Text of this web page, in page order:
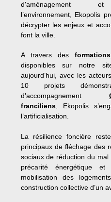
l’environnement, Ekopolis
décrypter les enjeux et
font la ville.
A travers desformations
disponibles sur notre
aujourd’hui, avec les
10 projets
d'accompagnement
franciliens,
Ekopolis
l’artificialisation.
La résilience foncière
principaux de fléchage des
sociaux de réduction du
précarité énergétique
mobilisation des
construction collective d’un